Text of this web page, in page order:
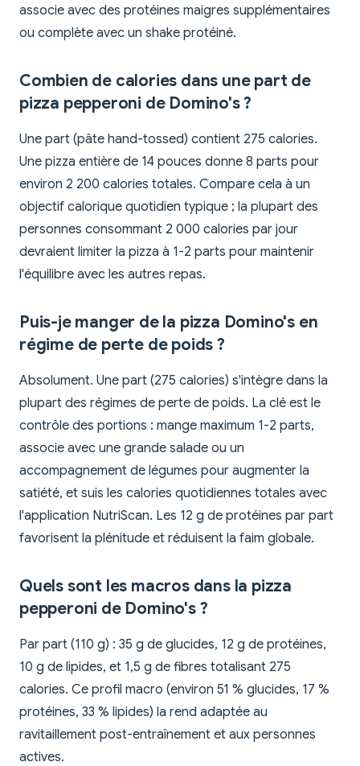
associe avec des protéines maigres supplémentaires
ou complète avec un shake protéiné.
Combien de calories dans une part de
pizza pepperoni de Domino's ?
Une part (pâte hand-tossed) contient 275 calories.
Une pizza entière de 14 pouces donne 8 parts pour
environ 2 200 calories totales. Compare cela à un
objectif calorique quotidien typique ; la plupart des
personnes consommant 2 000 calories par jour
devraient limiter la pizza à 1-2 parts pour maintenir
l'équilibre avec les autres repas.
Puis-je manger de la pizza Domino's en
régime de perte de poids ?
Absolument. Une part (275 calories) s'intègre dans la
plupart des régimes de perte de poids. La clé est le
contrôle des portions : mange maximum 1-2 parts,
associe avec une grande salade ou un
accompagnement de légumes pour augmenter la
satiété, et suis les calories quotidiennes totales avec
l'application NutriScan. Les 12 g de protéines par part
favorisent la plénitude et réduisent la faim globale.
Quels sont les macros dans la pizza
pepperoni de Domino's ?
Par part (110 g) : 35 g de glucides, 12 g de protéines,
10 g de lipides, et 1,5 g de fibres totalisant 275
calories. Ce profil macro (environ 51 % glucides, 17 %
protéines, 33 % lipides) la rend adaptée au
ravitaillement post-entraînement et aux personnes
actives.